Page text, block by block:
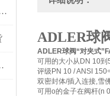
意大利FEMA安全阀优势渠道
标准及材料选用
ADLER球
ADLER球阀“对夹式
可用的大小从DN 10
评级PN 10 / ANSI
双密封体/插入连接,雪
可用o的金子在阀杆(n